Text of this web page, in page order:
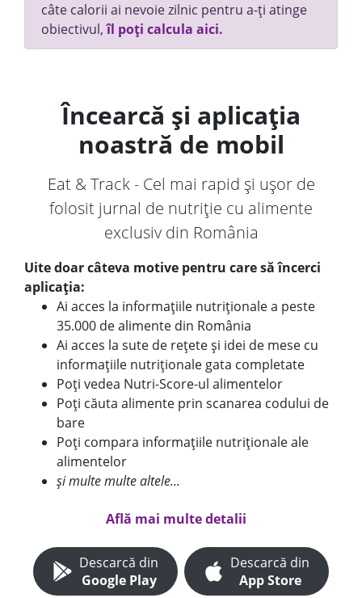
câte calorii ai nevoie zilnic pentru a-ți atinge
obiectivul,îl poți calcula aici.
Încearcă și aplicația
noastră de mobil
Eat & Track - Cel mai rapid și ușor de
folosit jurnal de nutriție cu alimente
exclusiv din România
Uite doar câteva motive pentru care să încerci
aplicația:
Ai acces la informațiile nutriționale a peste
35.000 de alimente din România
Ai acces la sute de rețete și idei de mese cu
informațiile nutriționale gata completate
Poți vedea Nutri-Score-ul alimentelor
Poți căuta alimente prin scanarea codului de
bare
Poți compara informațiile nutriționale ale
alimentelor
și multe multe altele...
Află mai multe detalii
Descarcă din
Google Play
Descarcă din
App Store